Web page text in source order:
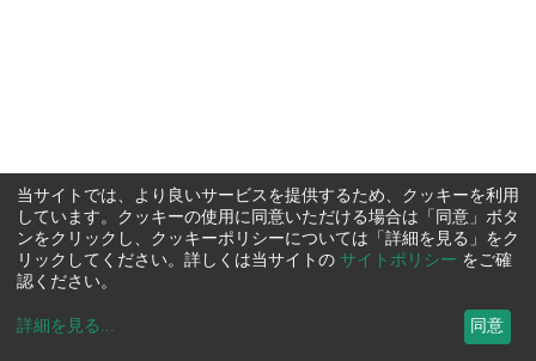
当サイトでは、より良いサービスを提供するため、クッキーを利用
しています。クッキーの使用に同意いただける場合は「同意」ボタ
ンをクリックし、クッキーポリシーについては「詳細を見る」をク
リックしてください。詳しくは当サイトの サイトポリシー をご確
認ください。
詳細を見る ... 同意